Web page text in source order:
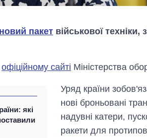
новий пакет військової техніки,
офіційному сайті Міністерства
які
Уряд країни
нові броньовані
надувні катери,
ракети для